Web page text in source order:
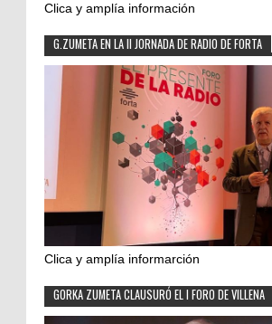
Clica y amplía información
G.ZUMETA EN LA II JORNADA DE RADIO DE FORTA
Clica y amplía informarción
GORKA ZUMETA CLAUSURÓ EL I FORO DE VILLENA